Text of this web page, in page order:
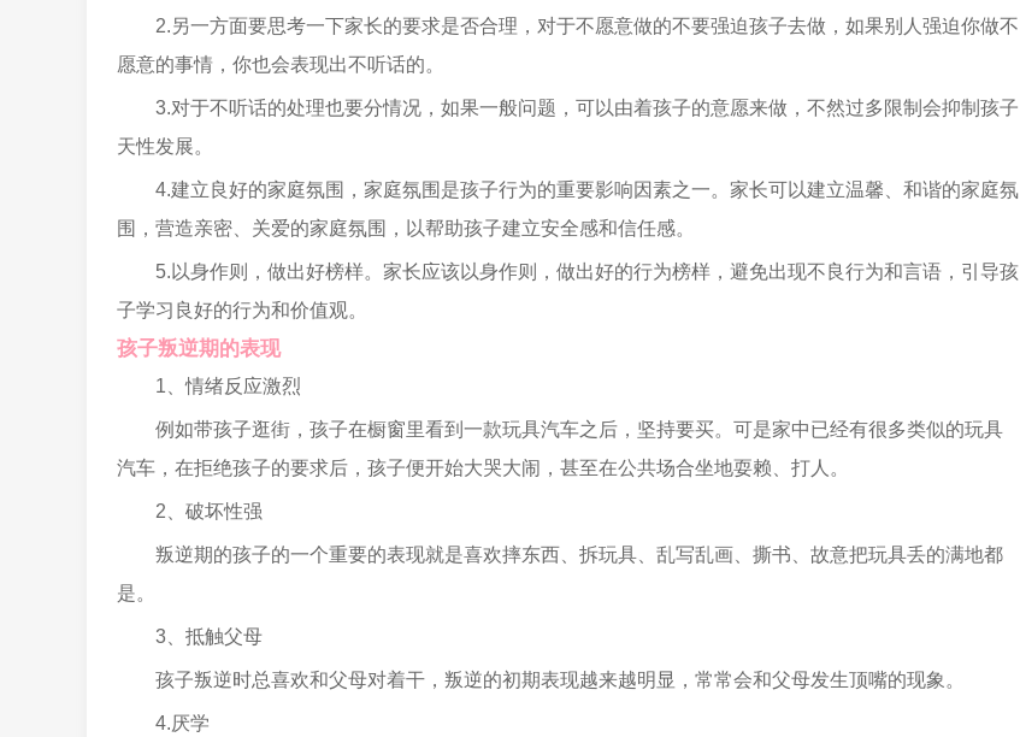
2.另一方面要思考一下家长的要求是否合理，对于不愿意做的不要强迫孩子去做，如果别人强迫你做不
愿意的事情，你也会表现出不听话的。
3.对于不听话的处理也要分情况，如果一般问题，可以由着孩子的意愿来做，不然过多限制会抑制孩子
天性发展。
4.建立良好的家庭氛围，家庭氛围是孩子行为的重要影响因素之一。家长可以建立温馨、和谐的家庭氛
围，营造亲密、关爱的家庭氛围，以帮助孩子建立安全感和信任感。
5.以身作则，做出好榜样。家长应该以身作则，做出好的行为榜样，避免出现不良行为和言语，引导孩
子学习良好的行为和价值观。
孩子叛逆期的表现
1、情绪反应激烈
例如带孩子逛街，孩子在橱窗里看到一款玩具汽车之后，坚持要买。可是家中已经有很多类似的玩具
汽车，在拒绝孩子的要求后，孩子便开始大哭大闹，甚至在公共场合坐地耍赖、打人。
2、破坏性强
叛逆期的孩子的一个重要的表现就是喜欢摔东西、拆玩具、乱写乱画、撕书、故意把玩具丢的满地都
是。
3、抵触父母
孩子叛逆时总喜欢和父母对着干，叛逆的初期表现越来越明显，常常会和父母发生顶嘴的现象。
4.厌学